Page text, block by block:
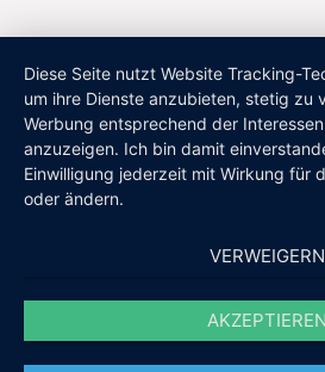
Diese Seite nutzt Website Tracking-
um ihre Dienste anzubieten, stetig zu
Werbung entsprechend der
anzuzeigen. Ich bin damit
Einwilligung jederzeit mit Wirkung für
oder ändern.
VERWEIGERN
AKZEPTIEREN